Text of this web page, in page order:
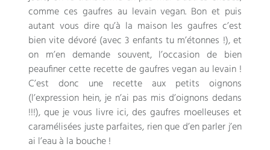
comme ces gaufres au levain vegan. Bon et puis
autant vous dire qu’à la maison les gaufres c’est
bien vite dévoré (avec 3 enfants tu m’étonnes !), et
on m’en demande souvent, l’occasion de bien
peaufiner cette recette de gaufres vegan au levain !
C’est donc une recette aux petits oignons
(l’expression hein, je n’ai pas mis d’oignons dedans
!!!), que je vous livre ici, des gaufres moelleuses et
caramélisées juste parfaites, rien que d’en parler j’en
ai l’eau à la bouche !